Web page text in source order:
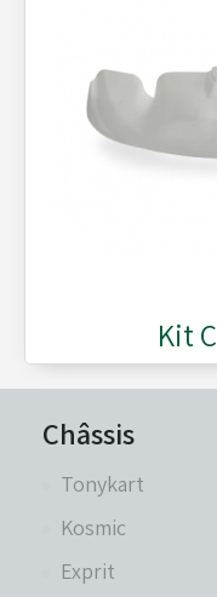
Kit
Châssis
Tonykart
Kosmic
Exprit